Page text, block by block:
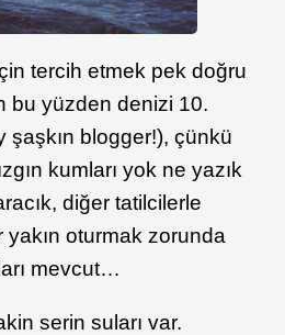
tercih etmek pek doğru
bu yüzden denizi 10.
şaşkın blogger!), çünkü
kumları yok ne yazık
diğer tatilcilerle
oturmak zorunda
mevcut…
serin suları var.